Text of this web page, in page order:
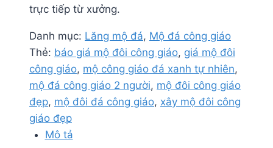
trực tiếp từ xưởng.
Danh mục: Lăng mộ đá, Mộ đá công giáo
Thẻ: báo giá mộ đôi công giáo, giá mộ đôi
công giáo, mộ công giáo đá xanh tự nhiên,
mộ đá công giáo 2 người, mộ đôi công giáo
đẹp, mộ đôi đá công giáo, xây mộ đôi công
giáo đẹp
Mô tả